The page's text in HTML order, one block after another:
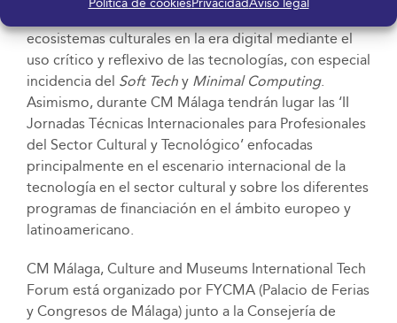
ecosistemas culturales en la era digital mediante el
uso crítico y reflexivo de las tecnologías, con especial
incidencia del Soft Techy Minimal Computing.
Asimismo, durante CM Málaga tendrán lugar las ‘II
Jornadas Técnicas Internacionales para Profesionales
del Sector Cultural y Tecnológico’ enfocadas
principalmente en el escenario internacional de la
tecnología en el sector cultural y sobre los diferentes
programas de financiación en el ámbito europeo y
latinoamericano.
CM Málaga, Culture and Museums International Tech
Forum está organizado por FYCMA (Palacio de Ferias
y Congresos de Málaga) junto a la Consejería de